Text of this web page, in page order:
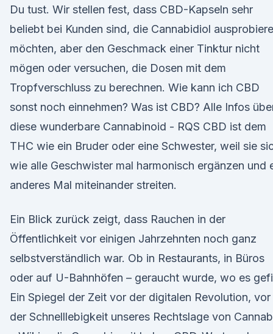
Du tust. Wir stellen fest, dass CBD-Kapseln sehr
beliebt bei Kunden sind, die Cannabidiol
möchten, aber den Geschmack einer Tinktur nicht
mögen oder versuchen, die Dosen mit dem
Tropfverschluss zu berechnen. Wie kann ich CBD
sonst noch einnehmen? Was ist CBD? Alle Infos
diese wunderbare Cannabinoid - RQS CBD ist dem
THC wie ein Bruder oder eine Schwester, weil sie
wie alle Geschwister mal harmonisch ergänzen und
anderes Mal miteinander streiten.
Ein Blick zurück zeigt, dass Rauchen in der
Öffentlichkeit vor einigen Jahrzehnten noch ganz
selbstverständlich war. Ob in Restaurants, in Büros
oder auf U-Bahnhöfen – geraucht wurde, wo es
Ein Spiegel der Zeit vor der digitalen Revolution, vor
der Schnelllebigkeit unseres Rechtslage von